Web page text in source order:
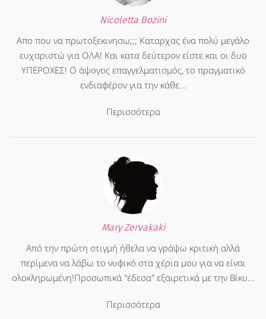
Nicoletta Bozini
Απο που να πρωτοξεκινησω;;; Καταρχας ένα πολύ μεγάλο
ευχαριστώ για ΟΛΑ! Και κατα δεύτερον είστε και οι δυο
ΥΠΕΡΟΧΕΣ! Ο άψογος επαγγελματισμός, το πραγματικό
ενδιαφέρον για την κάθε...
Περισσότερα
Mary Zervakaki
Από την πρώτη στιγμή ήθελα να γράψω κριτική αλλά
περίμενα να λάβω το νυφικό στα χέρια μου για να είναι
ολοκληρωμένη!Προσωπικά "έδεσα" εξαιρετικά με την Βίκυ...
Περισσότερα